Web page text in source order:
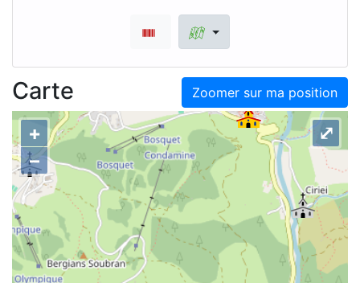
Zoomer sur ma position
Carte
+
–
⤢